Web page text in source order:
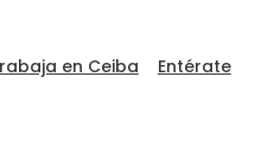
en Ceiba Entérate